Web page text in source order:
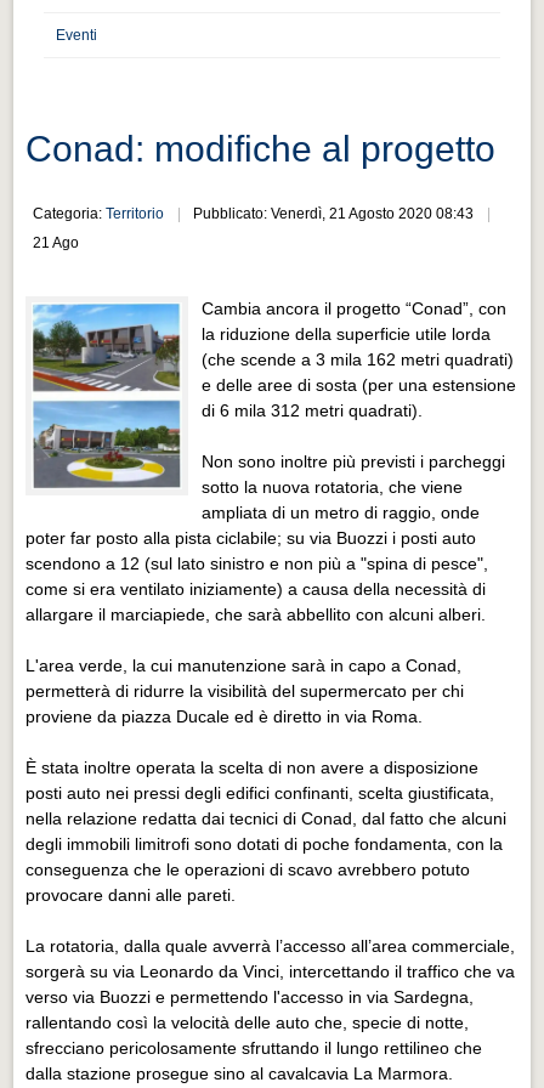
Cultura e turismo 4.0
PROGETTI
Progetti Aperti
Progetti Aperti
Progetti Realizzati
Progetti Realizzati
EVENTI
Eventi Vigevano
Eventi Vigevano
Eventi Pavia
Eventi
Conad: modifiche al progetto
Categoria:Territorio
Pubblicato: Venerdì, 21 Agosto 2020 08:43
21 Ago
Cambia ancora il progetto “Conad”, con
la riduzione della superficie utile lorda
(che scende a 3 mila 162 metri quadrati)
e delle aree di sosta (per una estensione
di 6 mila 312 metri quadrati).
Non sono inoltre più previsti i parcheggi
sotto la nuova rotatoria, che viene
ampliata di un metro di raggio, onde
poter far posto alla pista ciclabile; su via Buozzi i posti auto
scendono a 12 (sul lato sinistro e non più a "spina di pesce",
come si era ventilato iniziamente) a causa della necessità di
allargare il marciapiede, che sarà abbellito con alcuni alberi.
L'area verde, la cui manutenzione sarà in capo a Conad,
permetterà di ridurre la visibilità del supermercato per chi
proviene da piazza Ducale ed è diretto in via Roma.
È stata inoltre operata la scelta di non avere a disposizione
posti auto nei pressi degli edifici confinanti, scelta giustificata,
nella relazione redatta dai tecnici di Conad, dal fatto che alcuni
degli immobili limitrofi sono dotati di poche fondamenta, con la
conseguenza che le operazioni di scavo avrebbero potuto
provocare danni alle pareti.
La rotatoria, dalla quale avverrà l’accesso all’area commerciale,
sorgerà su via Leonardo da Vinci, intercettando il traffico che va
verso via Buozzi e permettendo l'accesso in via Sardegna,
rallentando così la velocità delle auto che, specie di notte,
sfrecciano pericolosamente sfruttando il lungo rettilineo che
dalla stazione prosegue sino al cavalcavia La Marmora.